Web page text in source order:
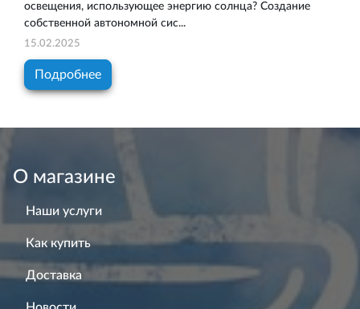
освещения, использующее энергию солнца? Создание
собственной автономной сис...
15.02.2025
Подробнее
О магазине
Наши услуги
Как купить
Доставка